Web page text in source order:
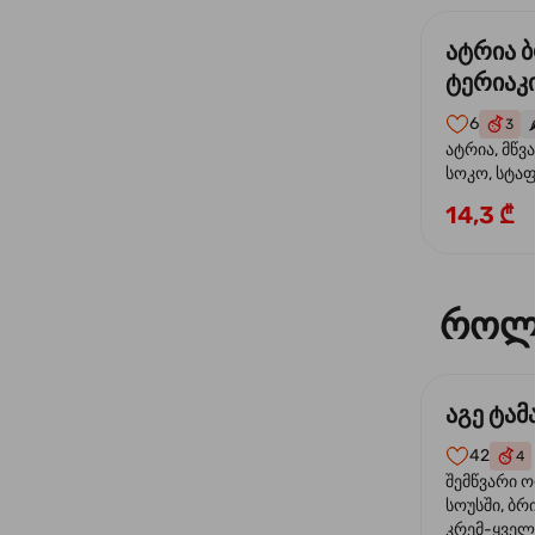
ატრია
6 3
ატრია,
სოკო,
ტერიაკის
14,3 ₾
აგე
42 4
შემწვარი
სოუსში,
კრემ-